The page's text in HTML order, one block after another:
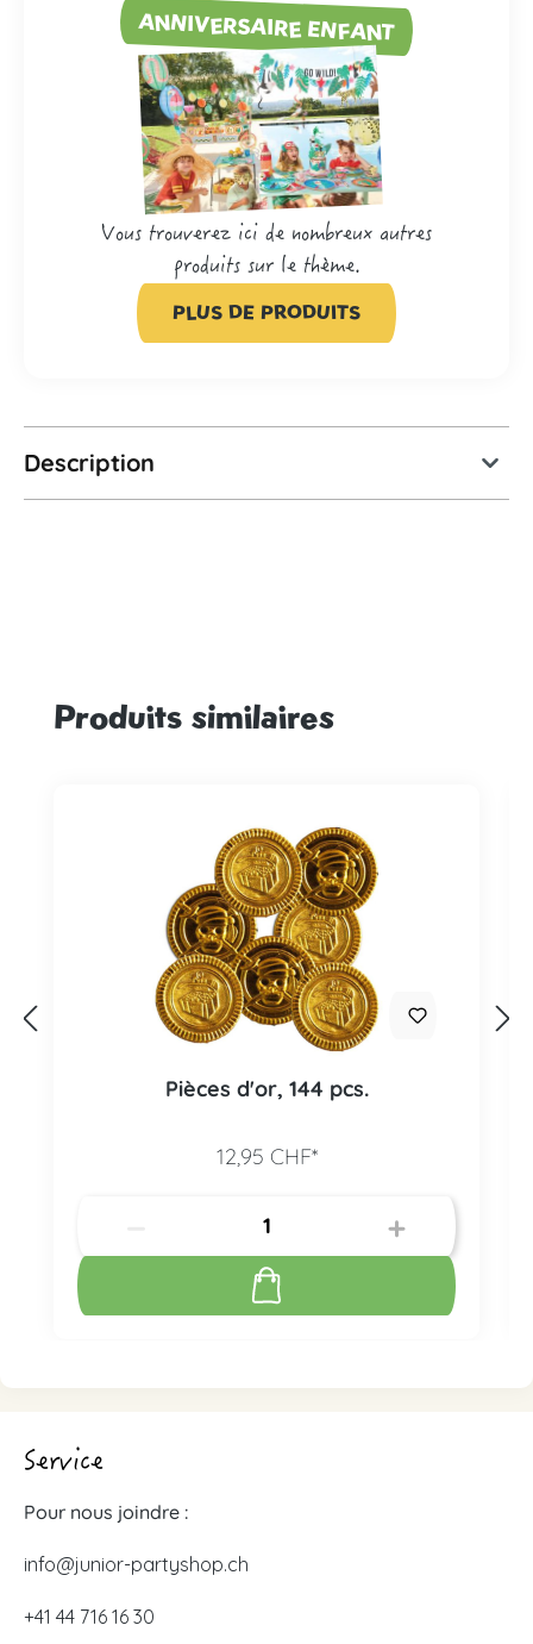
ANNIVERSAIRE ENFANT
Vous trouverez ici de nombreux autres
produits sur le thème.
PLUS DE PRODUITS
Description
Ignorer la galerie de produits
Produits similaires
Pièces d'or, 144 pcs.
12,95 CHF*
Service
Pour nous joindre :
info@junior-partyshop.ch
+41 44 716 16 30